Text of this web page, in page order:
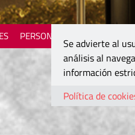
PERSONAJES
Se advierte al
análisis al
información
Política de